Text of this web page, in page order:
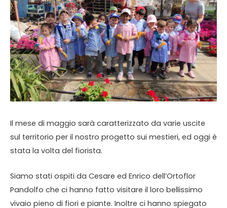
Il mese di maggio sarà caratterizzato da varie uscite
sul territorio per il nostro progetto sui mestieri, ed oggi è
stata la volta del fiorista.
Siamo stati ospiti da Cesare ed Enrico dell’Ortoflor
Pandolfo che ci hanno fatto visitare il loro bellissimo
vivaio pieno di fiori e piante. Inoltre ci hanno spiegato